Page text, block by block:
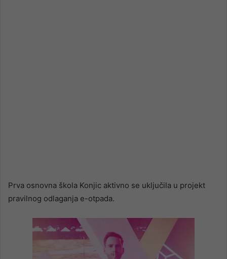
Prva osnovna škola Konjic aktivno se uključila u projekt
pravilnog odlaganja e-otpada.